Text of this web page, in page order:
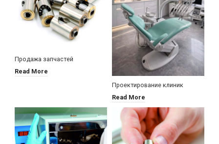
Продажа запчастей
Read More
Проектирование клиник
Read More